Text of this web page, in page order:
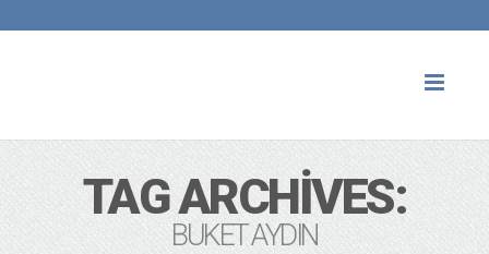
TAG ARCHIVES:
BUKET AYDIN